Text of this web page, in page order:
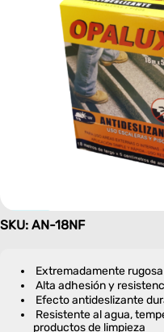
SKU: AN-18NF
Extremadamente
Alta adhesión y
Efecto antideslizante
Resistente al agua,
productos de limpieza